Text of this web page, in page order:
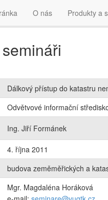
O nás Produkty a
Dálkový přístup do katastru
Odvětvové informační
Ing. Jiří Formánek
4. října 2011
budova zeměměřických a
Mgr. Magdaléna Horáková